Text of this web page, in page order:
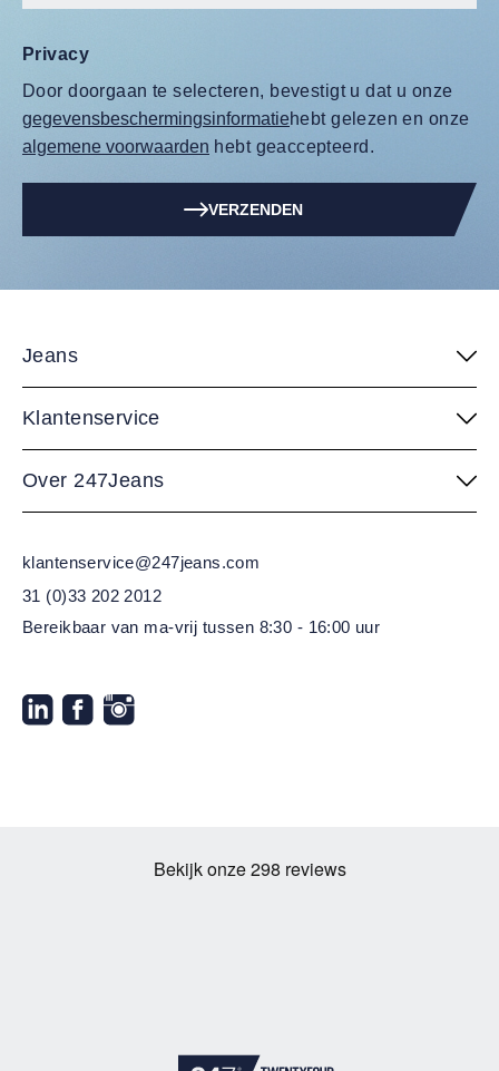
Privacy
Door doorgaan te selecteren, bevestigt u dat u onze
gegevensbeschermingsinformatiehebt gelezen en onze
algemene voorwaarden hebt geaccepteerd.
VERZENDEN
Jeans
Klantenservice
Over 247Jeans
klantenservice@247jeans.com
31 (0)33 202 2012
Bereikbaar van ma-vrij tussen 8:30 - 16:00 uur